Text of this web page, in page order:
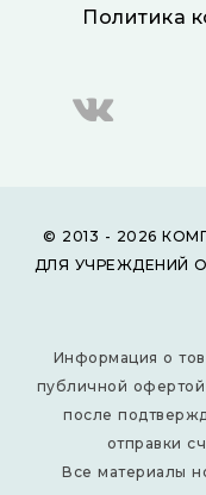
Политика
© 2013 - 2026
ДЛЯ УЧРЕЖДЕНИЙ
Информация о
публичной офертой
после
отправки
Все материалы